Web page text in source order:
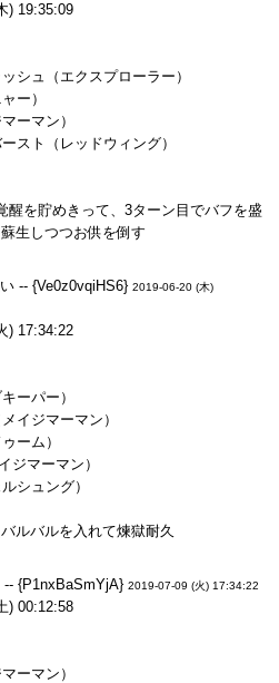
) 19:35:09
シュ（エクスプローラー）
ー）
ーマン）
スト（レッドウィング）
醒を貯めきって、3ターン目でバフを盛
生しつつお供を倒す
-- {Ve0z0vqiHS6} 2019-06-20 (木)
) 17:34:22
ーパー）
イジマーマン）
ーム）
ジマーマン）
シュング）
ルバルを入れて煉獄耐久
{P1nxBaSmYjA} 2019-07-09 (火) 17:34:22
) 00:12:58
ーマン）